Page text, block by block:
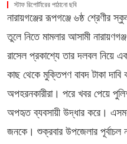
স্টাফ রিপোর্টারের পাঠানো ছবি
নারায়গঞ্জের রূপগঞ্জে ৬ষ্ঠ শ্রেণীর
তুলে নিতে মামলার আসামী
রাসেল প্রকাশ্যে তার দলবল নিয়ে
কাছ থেকে মুক্তিপণ বাবদ টাকা
অপহরনকারীরা। পরে খবর পেয়ে
অপহৃত ব্যবসায়ী উদ্ধার করে।
জনকে। শুক্রবার উপজেলার পূর্বাচল